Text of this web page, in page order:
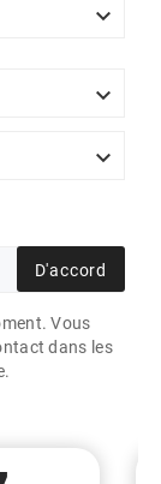



D'accord
Vous
dans les